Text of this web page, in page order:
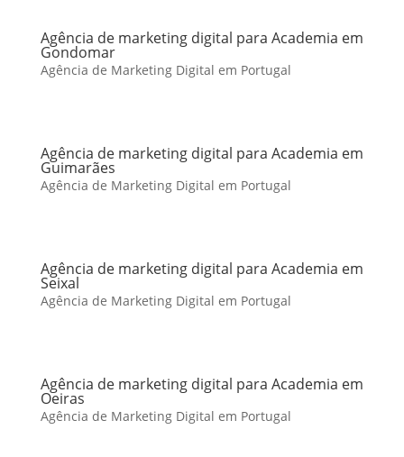
Agência de marketing digital para Academia em
Gondomar
Agência de Marketing Digital em Portugal
Agência de marketing digital para Academia em
Guimarães
Agência de Marketing Digital em Portugal
Agência de marketing digital para Academia em
Seixal
Agência de Marketing Digital em Portugal
Agência de marketing digital para Academia em
Oeiras
Agência de Marketing Digital em Portugal